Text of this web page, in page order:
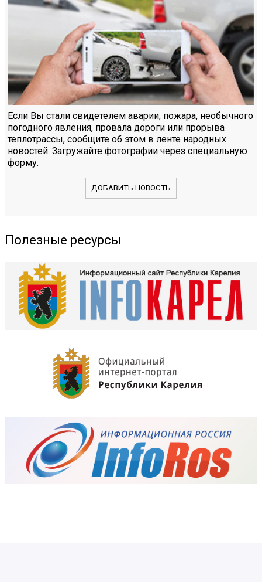
Если Вы стали свидетелем аварии, пожара, необычного
погодного явления, провала дороги или прорыва
теплотрассы, сообщите об этом в ленте народных
новостей. Загружайте фотографии через специальную
форму.
ДОБАВИТЬ НОВОСТЬ
Полезные ресурсы